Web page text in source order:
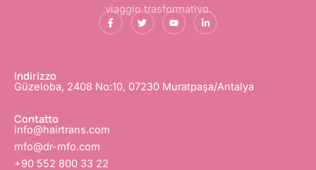
viaggio trasformativo.
F
a
c
-
C
i
n
i
Y
o
u
L
i
n
-
Indirizzo
Güzeloba, 2408 No:10, 07230 Muratpaşa/Antalya
Contatto
info@hairtrans.com
mfo@dr-mfo.com
+90 552 800 33 22